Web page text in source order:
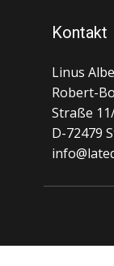
Kontakt
Linus
Robert-
Straße
D-72479